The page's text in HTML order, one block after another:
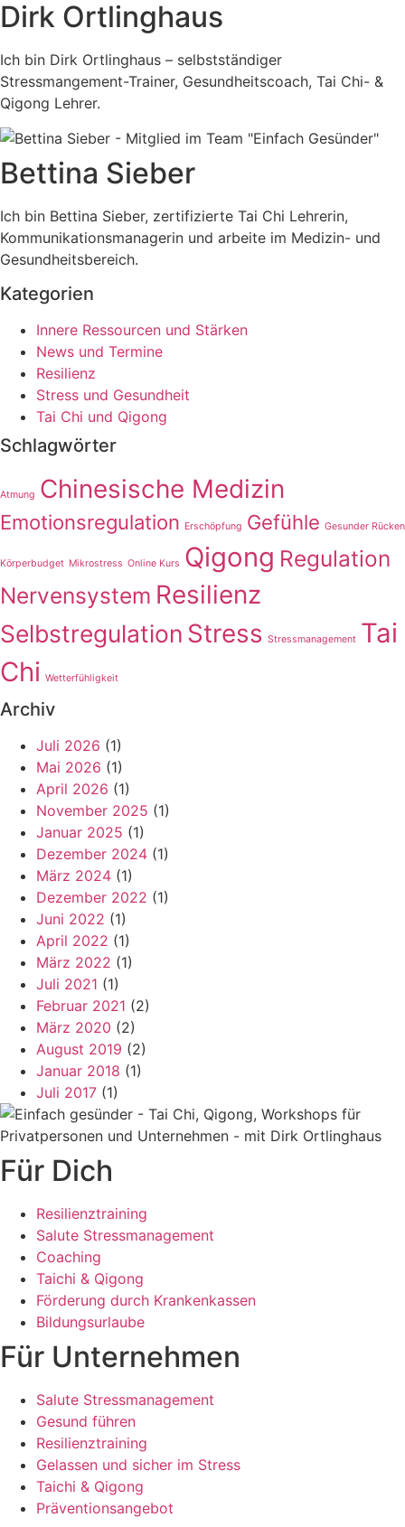
Dirk Ortlinghaus
Ich bin Dirk Ortlinghaus – selbstständiger
Stressmangement-Trainer, Gesundheitscoach, Tai Chi- &
Qigong Lehrer.
Bettina Sieber
Ich bin Bettina Sieber, zertifizierte Tai Chi Lehrerin,
Kommunikationsmanagerin und arbeite im Medizin- und
Gesundheitsbereich.
Kategorien
Innere Ressourcen und Stärken
News und Termine
Resilienz
Stress und Gesundheit
Tai Chi und Qigong
Schlagwörter
Atmung Chinesische Medizin
Emotionsregulation Erschöpfung Gefühle Gesunder Rücken
Körperbudget Mikrostress Online Kurs Qigong Regulation
Nervensystem Resilienz
Selbstregulation Stress Stressmanagement Tai
Chi Wetterfühligkeit
Archiv
Juli 2026 (1)
Mai 2026 (1)
April 2026 (1)
November 2025 (1)
Januar 2025 (1)
Dezember 2024 (1)
März 2024 (1)
Dezember 2022 (1)
Juni 2022 (1)
April 2022 (1)
März 2022 (1)
Juli 2021 (1)
Februar 2021 (2)
März 2020 (2)
August 2019 (2)
Januar 2018 (1)
Juli 2017 (1)
Für Dich
Resilienztraining
Salute Stressmanagement
Coaching
Taichi & Qigong
Förderung durch Krankenkassen
Bildungsurlaube
Für Unternehmen
Salute Stressmanagement
Gesund führen
Resilienztraining
Gelassen und sicher im Stress
Taichi & Qigong
Präventionsangebot